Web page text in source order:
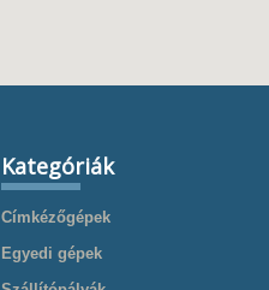
Kategóriák
Címkézőgépek
Egyedi gépek